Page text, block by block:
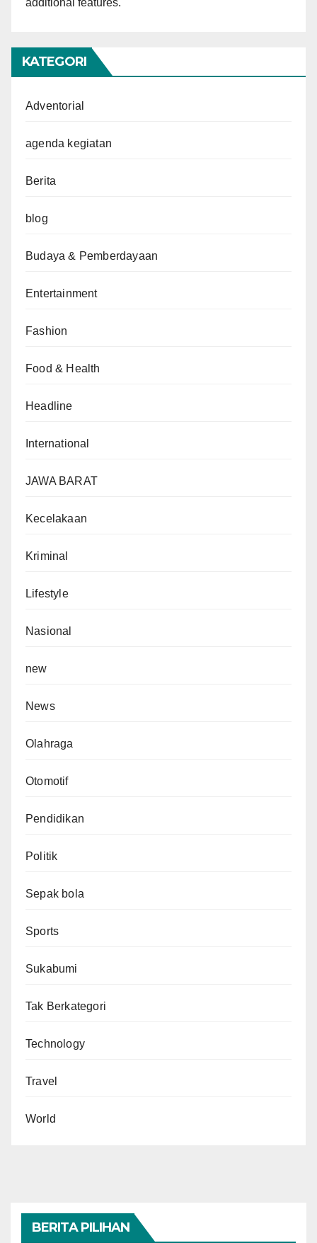
KATEGORI
Adventorial
agenda kegiatan
Berita
blog
Budaya & Pemberdayaan
Entertainment
Fashion
Food & Health
Headline
International
JAWA BARAT
Kecelakaan
Kriminal
Lifestyle
Nasional
new
News
Olahraga
Otomotif
Pendidikan
Politik
Sepak bola
Sports
Sukabumi
Tak Berkategori
Technology
Travel
World
BERITA PILIHAN